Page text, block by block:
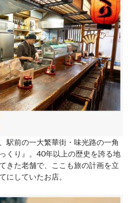
駅前の一大繁華街・味光路の一角
くり』。40年以上の歴史を誇る地
きた老舗で、ここも旅の計画を立
にしていたお店。